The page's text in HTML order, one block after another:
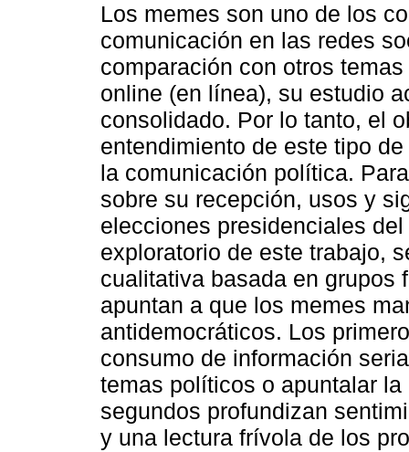
Los memes son uno de los
comunicación en las redes
comparación con otros
online (en línea), su estudio
consolidado. Por lo tanto, el
entendimiento de este tipo
la comunicación política.
sobre su recepción, usos y
elecciones presidenciales
exploratorio de este trabajo,
cualitativa basada en grupos
apuntan a que los memes
antidemocráticos. Los
consumo de información
temas políticos o apuntalar
segundos profundizan
y una lectura frívola de los